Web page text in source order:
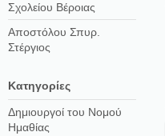
Σχολείου Βέροιας
Αποστόλου Σπυρ.
Στέργιος
Kατηγορίες
Δημιουργοί του Νομού
Ημαθίας